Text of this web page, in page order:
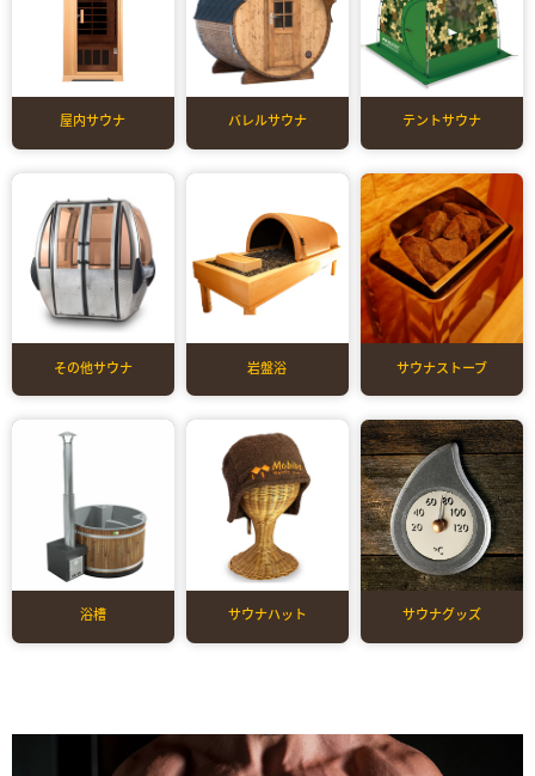
屋内サウナ バレルサウナ テントサウナ
その他サウナ 岩盤浴 サウナストーブ
浴槽 サウナハット サウナグッズ